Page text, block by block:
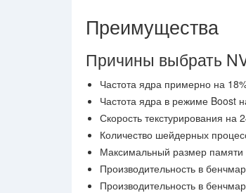
Преимущества
Причины выбрать
Частота ядра примерно на
Частота ядра в режиме Boost
Скорость текстурирования
Количество шейдерных
Максимальный размер
Производительность в
Производительность в